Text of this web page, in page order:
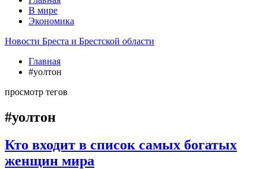
В мире
Экономика
Новости Бреста и Брестской области
Главная
#уолтон
просмотр тегов
#уолтон
Кто входит в список самых богатых
женщин мира